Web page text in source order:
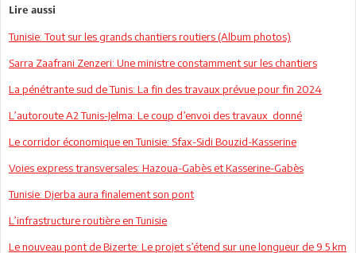
Lire aussi
Tunisie: Tout sur les grands chantiers routiers (Album photos)
Sarra Zaafrani Zenzeri: Une ministre constamment sur les chantiers
La pénétrante sud de Tunis: La fin des travaux prévue pour fin 2024
L’autoroute A2 Tunis-Jelma: Le coup d’envoi des travaux donné
Le corridor économique en Tunisie: Sfax-Sidi Bouzid-Kasserine
Voies express transversales: Hazoua-Gabès et Kasserine-Gabès
Tunisie: Djerba aura finalement son pont
L’infrastructure routière en Tunisie
Le nouveau pont de Bizerte: Le projet s’étend sur une longueur de 9.5 km